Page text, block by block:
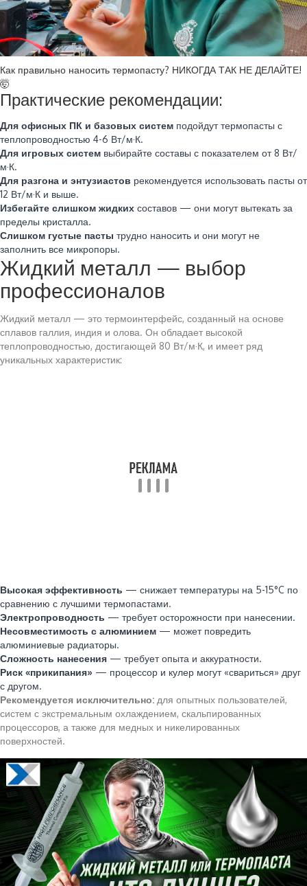
Как правильно наносить термопасту? НИКОГДА ТАК НЕ ДЕЛАЙТЕ!
🤯
Практические рекомендации:
Для офисных ПК и базовых систем подойдут термопасты с
теплопроводностью 4-6 Вт/м·К.
Для игровых систем выбирайте составы с показателем от 8 Вт/
м·К.
Для разгона и энтузиастов рекомендуется использовать пасты от
12 Вт/м·К и выше.
Избегайте слишком жидких составов — они могут вытекать за
пределы кристалла.
Слишком густые пасты трудно наносить и они могут не
заполнить все микропоры.
Жидкий металл — выбор
профессионалов
Жидкий металл — это термоинтерфейс, созданный на основе
сплавов галлия, индия и олова. Он обладает высокой
теплопроводностью, достигающей 80 Вт/м·К, и имеет ряд
уникальных характеристик:
Высокая эффективность — снижает температуры на 5-15°C по
сравнению с лучшими термопастами.
Электропроводность — требует осторожности при нанесении.
Несовместимость с алюминием — может повредить
алюминиевые радиаторы.
Сложность нанесения — требует опыта и аккуратности.
Риск «прикипания» — процессор и кулер могут «свариться» друг
с другом.
Рекомендуется исключительно: для опытных пользователей,
систем с экстремальным охлаждением, скальпированных
процессоров, а также для медных и никелированных
поверхностей.